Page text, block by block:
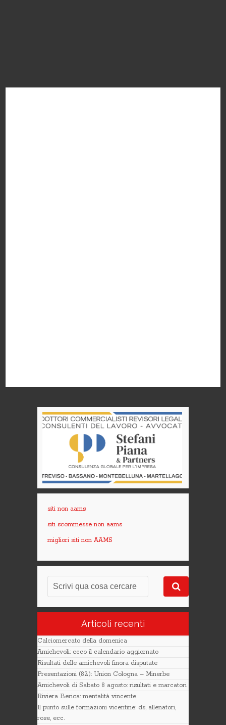
siti non aams
siti scommesse non aams
migliori siti non AAMS
Articoli recenti
Calciomercato della domenica
Amichevoli: ecco il calendario aggiornato
Risultati delle amichevoli finora disputate
Presentazioni (82): Union Cologna – Minerbe
Amichevoli di Sabato 8 agosto: risultati e marcatori
Riviera Berica: mentalità vincente
Il punto sulle formazioni vicentine: ds, allenatori,
rose, ecc.